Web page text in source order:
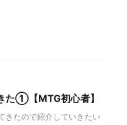
た①【MTG初心者】
きたので紹介していきたい